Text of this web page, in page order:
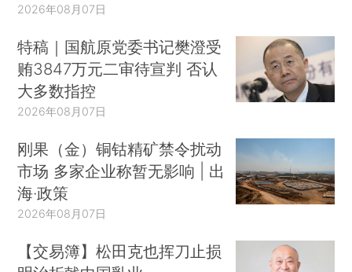
2026年08月07日
特稿｜国航原党委书记樊澄受
贿3847万元二审待宣判 否认
大多数指控
2026年08月07日
刚果（金）铜钴精矿禁令扰动
市场 多家企业称暂无影响 | 出
海·政策
2026年08月07日
【交易簿】松田克也挥刀止损